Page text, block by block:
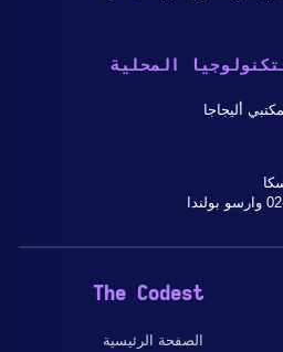
المحلية
أليجاجا
The Codest
الصفحة الرئيسية